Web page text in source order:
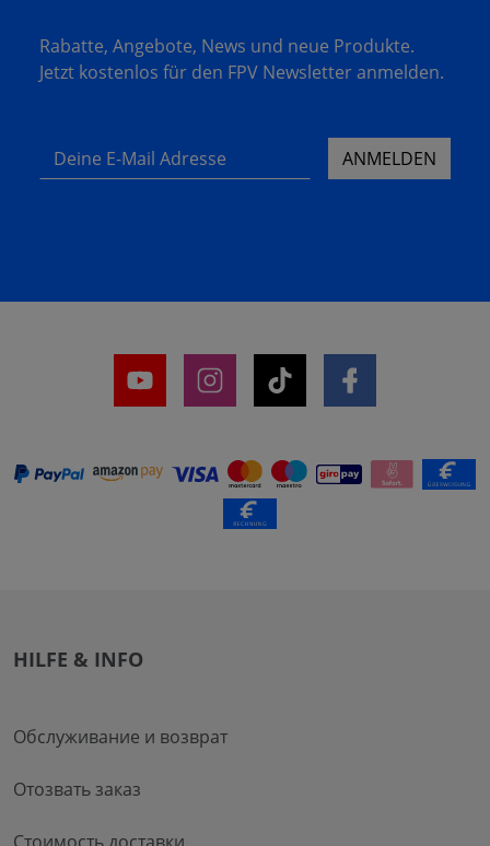
Rabatte, Angebote, News und neue Produkte.
Jetzt kostenlos für den FPV Newsletter anmelden.
Deine E-Mail Adresse ANMELDEN
HILFE & INFO
Обслуживание и возврат
Отозвать заказ